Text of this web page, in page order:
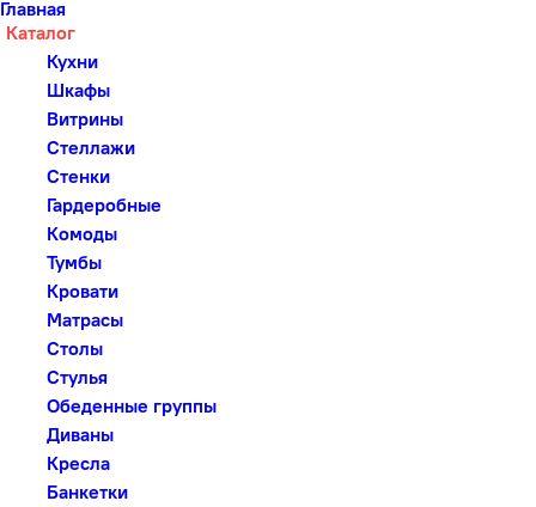
Главная
Каталог
Кухни
Шкафы
Витрины
Стеллажи
Стенки
Гардеробные
Комоды
Тумбы
Кровати
Матрасы
Столы
Стулья
Обеденные группы
Диваны
Кресла
Банкетки